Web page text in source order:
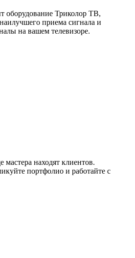
оборудование Триколор ТВ,
приема сигнала и
на вашем телевизоре.
находят клиентов.
портфолио и работайте с